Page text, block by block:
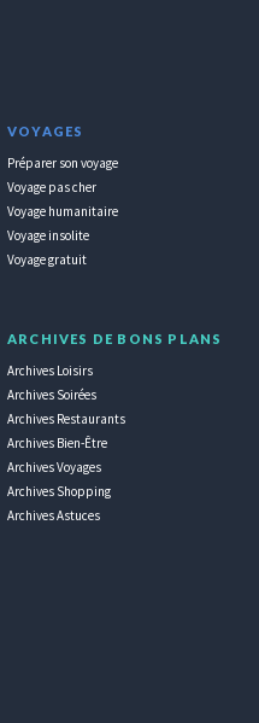
VOYAGES
Préparer son voyage
Voyage pas cher
Voyage humanitaire
Voyage insolite
Voyage gratuit
ARCHIVES DE BONS PLANS
Archives Loisirs
Archives Soirées
Archives Restaurants
Archives Bien-Être
Archives Voyages
Archives Shopping
Archives Astuces